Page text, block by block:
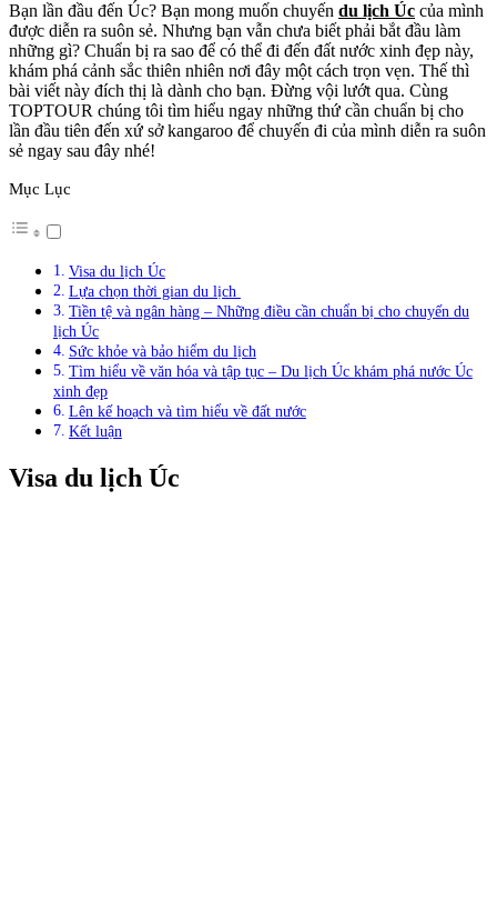
Bạn lần đầu đến Úc? Bạn mong muốn chuyến du lịch Úc của mình
được diễn ra suôn sẻ. Nhưng bạn vẫn chưa biết phải bắt đầu làm
những gì? Chuẩn bị ra sao để có thể đi đến đất nước xinh đẹp này,
khám phá cảnh sắc thiên nhiên nơi đây một cách trọn vẹn. Thế thì
bài viết này đích thị là dành cho bạn. Đừng vội lướt qua. Cùng
TOPTOUR chúng tôi tìm hiểu ngay những thứ cần chuẩn bị cho
lần đầu tiên đến xứ sở kangaroo để chuyến đi của mình diễn ra suôn
sẻ ngay sau đây nhé!
Mục Lục
Visa du lịch Úc
Lựa chọn thời gian du lịch
Tiền tệ và ngân hàng – Những điều cần chuẩn bị cho chuyến du
lịch Úc
Sức khỏe và bảo hiểm du lịch
Tìm hiểu về văn hóa và tập tục – Du lịch Úc khám phá nước Úc
xinh đẹp
Lên kế hoạch và tìm hiểu về đất nước
Kết luận
Visa du lịch Úc